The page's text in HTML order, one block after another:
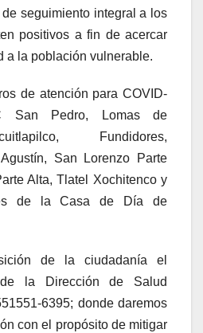
seguimiento integral a los
positivos a fin de acercar
a la población vulnerable.
de atención para COVID-
San Pedro, Lomas de
Fundidores,
San Lorenzo Parte
Alta, Tlatel Xochitenco y
de la Casa de Día de
de la ciudadanía el
la Dirección de Salud
6395; donde daremos
con el propósito de mitigar